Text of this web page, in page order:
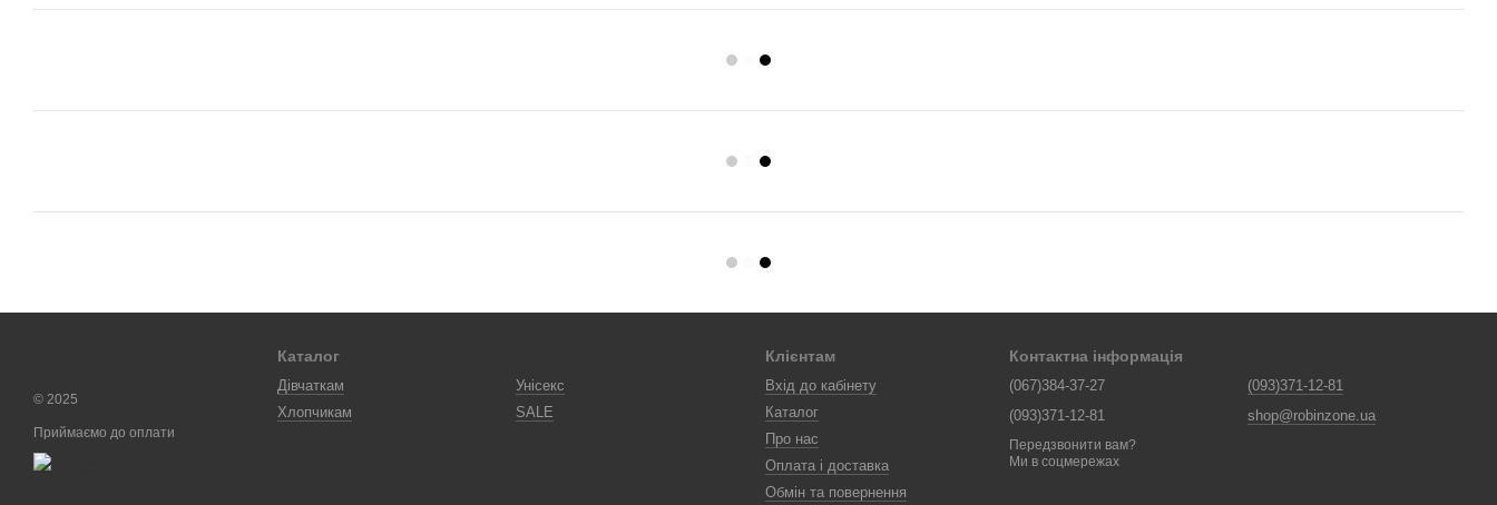
© 2025
Приймаємо до оплати
Каталог
Дівчаткам
Хлопчикам
Унісекс
SALE
Клієнтам
Вхід до кабінету
Каталог
Про нас
Оплата і доставка
Обмін та повернення
Контактна інформація
(067)384-37-27
(093)371-12-81
Передзвонити вам?
(093)371-12-81
shop@robinzone.ua
Ми в соцмережах